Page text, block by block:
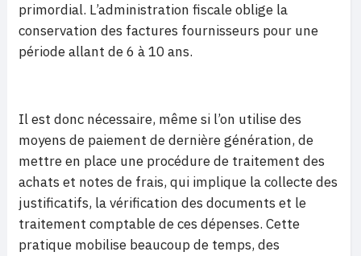
primordial. L’administration fiscale oblige la
conservation des factures fournisseurs pour une
période allant de 6 à 10 ans.
Il est donc nécessaire, même si l’on utilise des
moyens de paiement de dernière génération, de
mettre en place une procédure de traitement des
achats et notes de frais, qui implique la collecte des
justificatifs, la vérification des documents et le
traitement comptable de ces dépenses. Cette
pratique mobilise beaucoup de temps, des